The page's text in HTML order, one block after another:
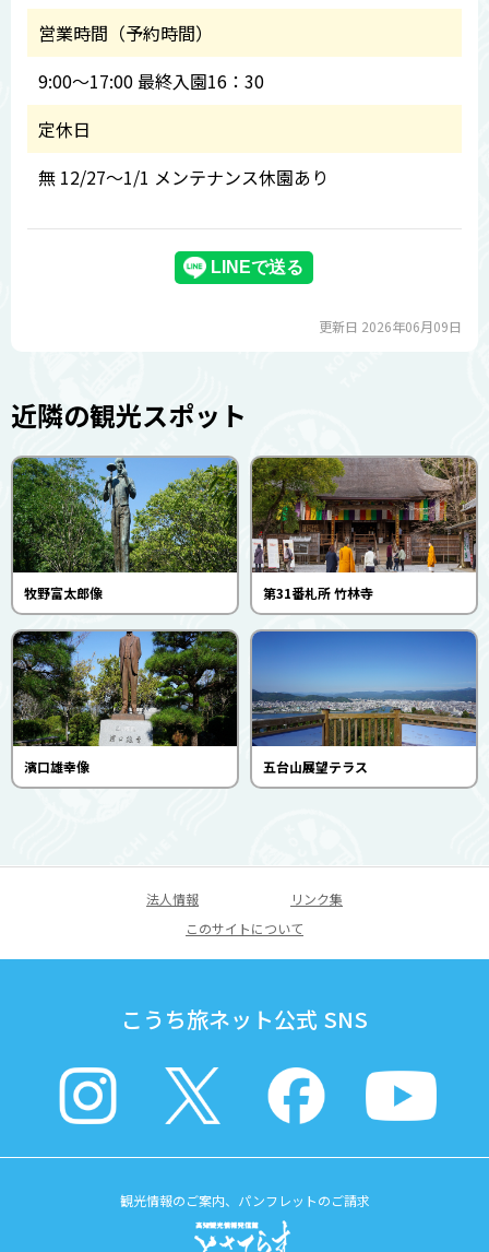
営業時間（予約時間）
9:00～17:00 最終入園16：30
定休日
無 12/27～1/1 メンテナンス休園あり
更新日 2026年06月09日
近隣の観光スポット
牧野富太郎像 第31番札所 竹林寺
濱口雄幸像 五台山展望テラス
法人情報
リンク集
このサイトについて
こうち旅ネット公式 SNS
観光情報のご案内、パンフレットのご請求